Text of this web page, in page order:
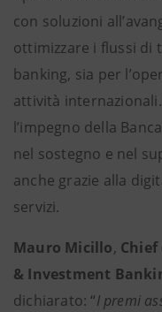
con soluzioni
ottimizzare i flussi di
banking, sia per
attività
l’impegno della
nel sostegno e nel
anche grazie alla
servizi.
Mauro Micillo,
& Investment
dichiarato: “I premi